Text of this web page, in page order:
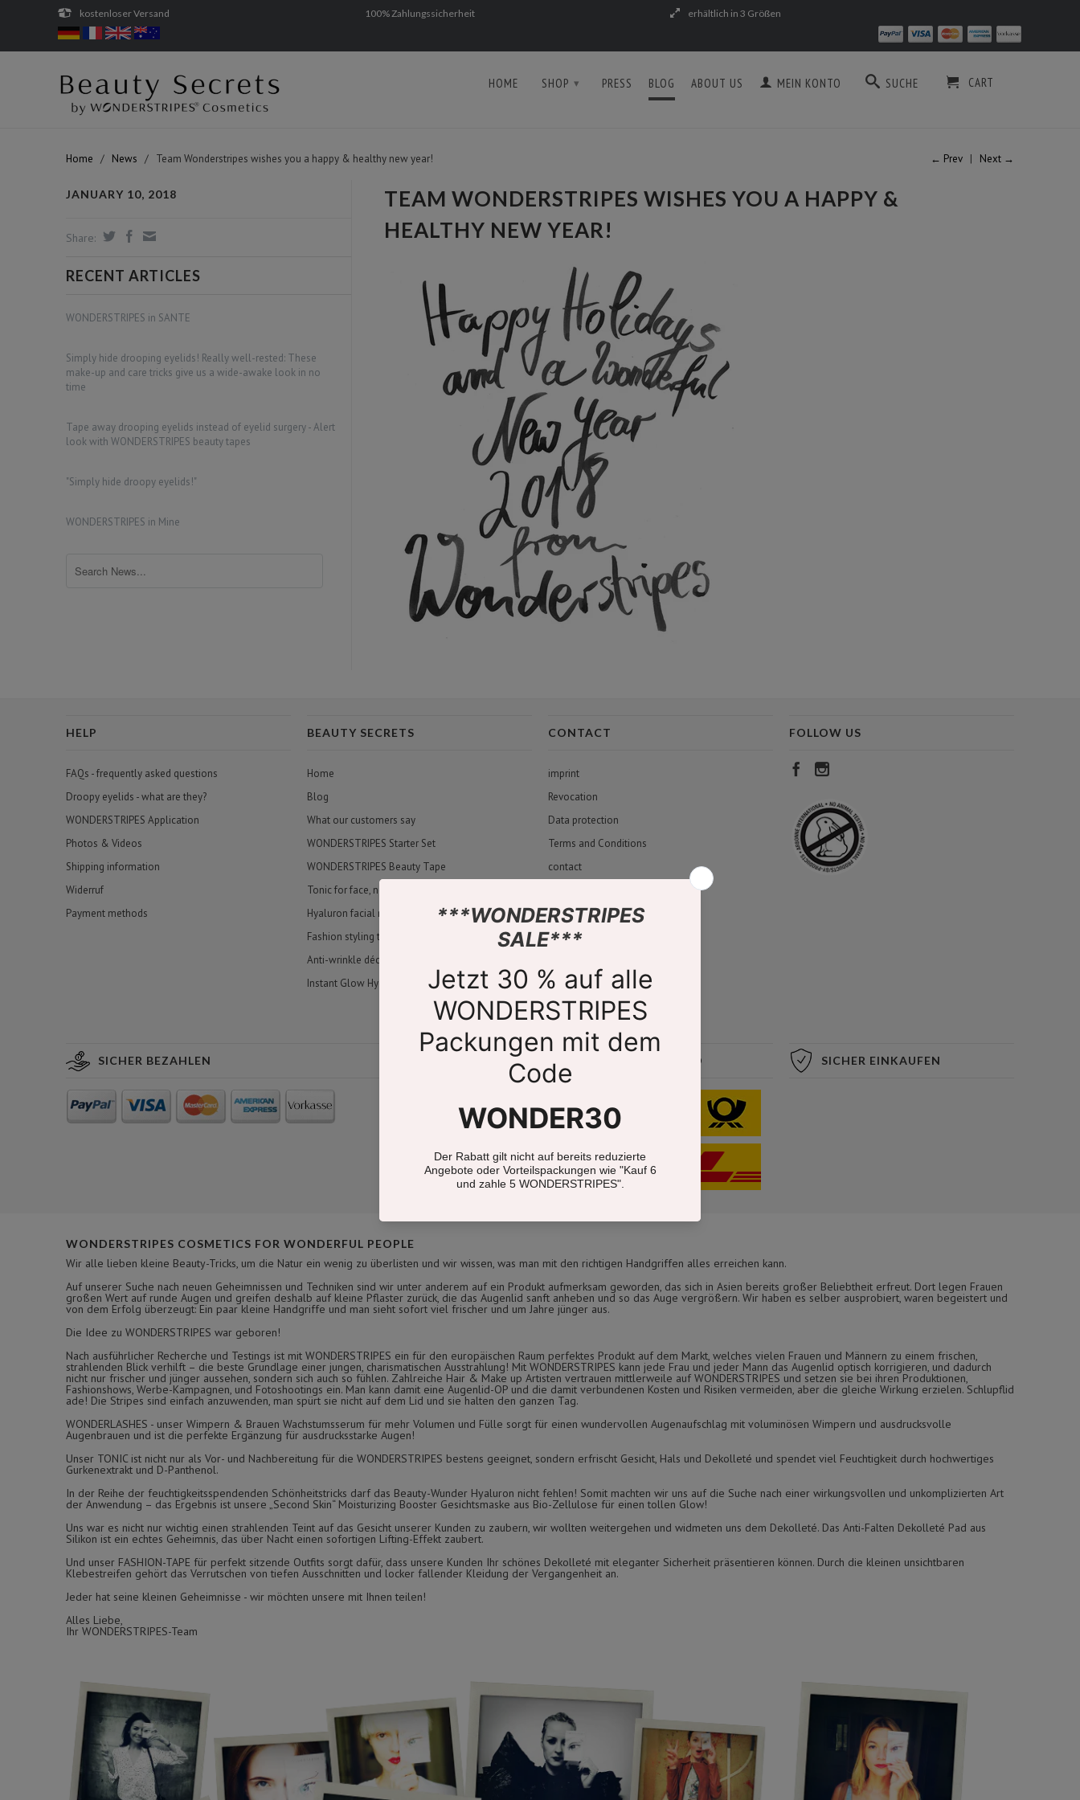
kostenloser Versand 100% Zahlungssicherheit erhältlich in 3 Größen
HOME SHOP ▾ PRESS BLOG ABOUT US MEIN KONTO SUCHE CART
← Prev | Next →
Home / News / Team Wonderstripes wishes you a happy & healthy new year!
JANUARY 10, 2018
Share:
RECENT ARTICLES
WONDERSTRIPES in SANTE
Simply hide drooping eyelids! Really well-rested: These
make-up and care tricks give us a wide-awake look in no
time
Tape away drooping eyelids instead of eyelid surgery - Alert
look with WONDERSTRIPES beauty tapes
"Simply hide droopy eyelids!"
WONDERSTRIPES in Mine
TEAM WONDERSTRIPES WISHES YOU A HAPPY &
HEALTHY NEW YEAR!
HELP
FAQs - frequently asked questions
Droopy eyelids - what are they?
WONDERSTRIPES Application
Photos & Videos
Shipping information
Widerruf
Payment methods
BEAUTY SECRETS
Home
Blog
What our customers say
WONDERSTRIPES Starter Set
WONDERSTRIPES Beauty Tape
Tonic for face, neck & décolleté
Hyaluron facial mask made from bio-cellulose
Fashion styling tape
Anti-wrinkle décolleté pad
Instant Glow Hydrogel Eye Pads
CONTACT
imprint
Revocation
Data protection
Terms and Conditions
contact
Store Finder
FOLLOW US
SICHER BEZAHLEN SICHERER VERSAND SICHER EINKAUFEN
WONDERSTRIPES COSMETICS FOR WONDERFUL PEOPLE
Wir alle lieben kleine Beauty-Tricks, um die Natur ein wenig zu überlisten und wir wissen, was man mit den richtigen Handgriffen alles erreichen kann.
Auf unserer Suche nach neuen Geheimnissen und Techniken sind wir unter anderem auf ein Produkt aufmerksam geworden, das sich in Asien bereits großer Beliebtheit erfreut. Dort legen Frauen
großen Wert auf runde Augen und greifen deshalb auf kleine Pflaster zurück, die das Augenlid sanft anheben und so das Auge vergrößern. Wir haben es selber ausprobiert, waren begeistert und
von dem Erfolg überzeugt: Ein paar kleine Handgriffe und man sieht sofort viel frischer und um Jahre jünger aus.
Die Idee zu WONDERSTRIPES war geboren!
Nach ausführlicher Recherche und Testings ist mit WONDERSTRIPES ein für den europäischen Raum perfektes Produkt auf dem Markt, welches vielen Frauen und Männern zu einem frischen,
strahlenden Blick verhilft – die beste Grundlage einer jungen, charismatischen Ausstrahlung! Mit WONDERSTRIPES kann jede Frau und jeder Mann das Augenlid optisch korrigieren, und dadurch
nicht nur frischer und jünger aussehen, sondern sich auch so fühlen. Zahlreiche Hair & Make up Artisten vertrauen mittlerweile auf WONDERSTRIPES und setzen sie bei ihren Produktionen,
Fashionshows, Werbe-Kampagnen, und Fotoshootings ein. Man kann damit eine Augenlid-OP und die damit verbundenen Kosten und Risiken vermeiden, aber die gleiche Wirkung erzielen. Schlupflid
ade! Die Stripes sind einfach anzuwenden, man spürt sie nicht auf dem Lid und sie halten den ganzen Tag.
WONDERLASHES - unser Wimpern & Brauen Wachstumsserum für mehr Volumen und Fülle sorgt für einen wundervollen Augenaufschlag mit voluminösen Wimpern und ausdrucksvolle
Augenbrauen und ist die perfekte Ergänzung für ausdrucksstarke Augen!
Unser TONIC ist nicht nur als Vor- und Nachbereitung für die WONDERSTRIPES bestens geeignet, sondern erfrischt Gesicht, Hals und Dekolleté und spendet viel Feuchtigkeit durch hochwertiges
Gurkenextrakt und D-Panthenol.
In der Reihe der feuchtigkeitsspendenden Schönheitstricks darf das Beauty-Wunder Hyaluron nicht fehlen! Somit machten wir uns auf die Suche nach einer wirkungsvollen und unkomplizierten Art
der Anwendung – das Ergebnis ist unsere „Second Skin“ Moisturizing Booster Gesichtsmaske aus Bio-Zellulose für einen tollen Glow!
Uns war es nicht nur wichtig einen strahlenden Teint auf das Gesicht unserer Kunden zu zaubern, wir wollten weitergehen und widmeten uns dem Dekolleté. Das Anti-Falten Dekolleté Pad aus
Silikon ist ein echtes Geheimnis, das über Nacht einen sofortigen Lifting-Effekt zaubert.
Und unser FASHION-TAPE für perfekt sitzende Outfits sorgt dafür, dass unsere Kunden Ihr schönes Dekolleté mit eleganter Sicherheit präsentieren können. Durch die kleinen unsichtbaren
Klebestreifen gehört das Verrutschen von tiefen Ausschnitten und locker fallender Kleidung der Vergangenheit an.
Jeder hat seine kleinen Geheimnisse - wir möchten unsere mit Ihnen teilen!
Alles Liebe,
Ihr WONDERSTRIPES-Team